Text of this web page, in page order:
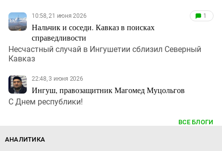
10:58, 21 июня 2026
Нальчик и соседи. Кавказ в поисках
справедливости
1
Несчастный случай в Ингушетии сблизил Северный
Кавказ
22:48, 3 июня 2026
Ингуш, правозащитник Магомед Муцольгов
С Днем республики!
ВСЕ БЛОГИ
АНАЛИТИКА